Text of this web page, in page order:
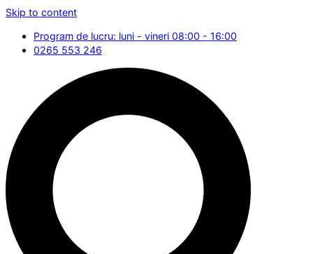
Skip to content
Program de lucru: luni - vineri 08:00 - 16:00
0265 553 246